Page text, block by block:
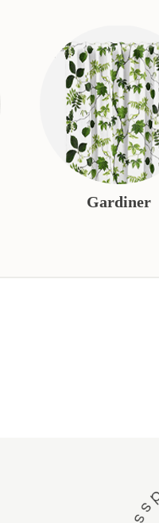
Gardiner